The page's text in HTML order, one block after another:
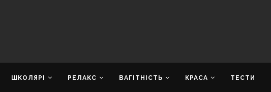
ШКОЛЯРІ РЕЛАКС ВАГІТНІСТЬ КРАСА ТЕСТИ